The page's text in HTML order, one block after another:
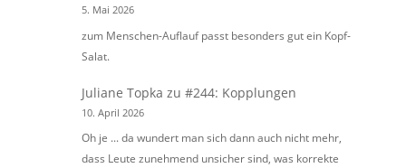
5. Mai 2026
zum Menschen-Auflauf passt besonders gut ein Kopf-
Salat.
Juliane Topka zu#244: Kopplungen
10. April 2026
Oh je ... da wundert man sich dann auch nicht mehr,
dass Leute zunehmend unsicher sind, was korrekte